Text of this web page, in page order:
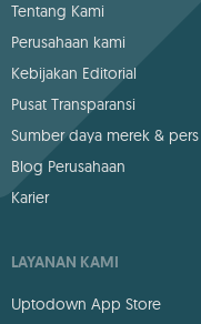
Tentang Kami
Perusahaan kami
Kebijakan Editorial
Pusat Transparansi
Sumber daya merek & pers
Blog Perusahaan
Karier
LAYANAN KAMI
Uptodown App Store